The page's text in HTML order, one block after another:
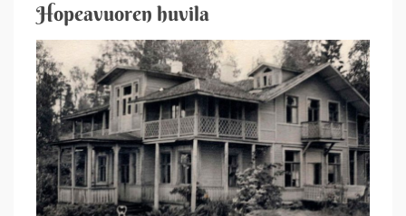
Hopeavuoren huvila